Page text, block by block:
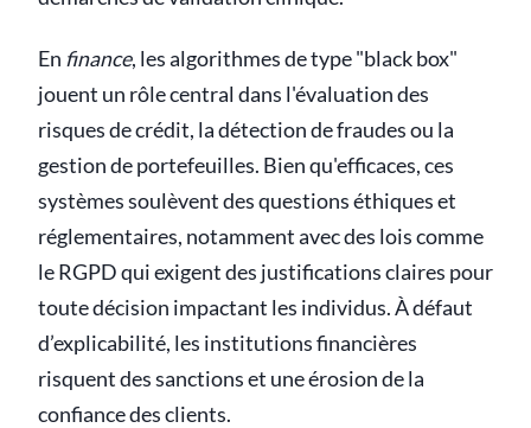
En finance, les algorithmes de type "black box"
jouent un rôle central dans l'évaluation des
risques de crédit, la détection de fraudes ou la
gestion de portefeuilles. Bien qu'efficaces, ces
systèmes soulèvent des questions éthiques et
réglementaires, notamment avec des lois comme
le RGPD qui exigent des justifications claires pour
toute décision impactant les individus. À défaut
d’explicabilité, les institutions financières
risquent des sanctions et une érosion de la
confiance des clients.